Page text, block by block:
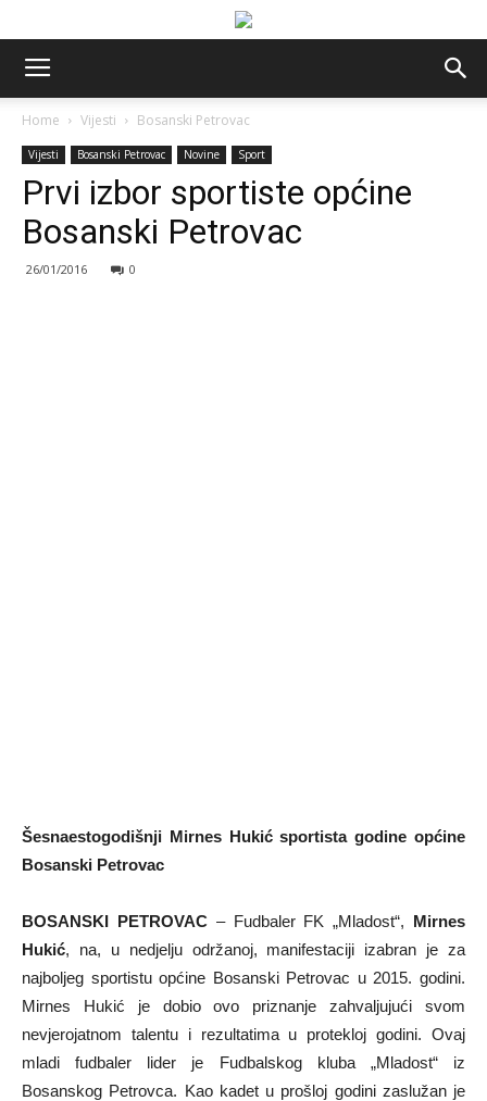
Home Vijesti Bosanski Petrovac
Vijesti Bosanski Petrovac Novine Sport
Prvi izbor sportiste općine
Bosanski Petrovac
26/01/2016 0
Šesnaestogodišnji Mirnes Hukić sportista godine općine
Bosanski Petrovac
BOSANSKI PETROVAC– Fudbaler FK „Mladost“, Mirnes
Hukić, na, u nedjelju održanoj, manifestaciji izabran je za
najboljeg sportistu općine Bosanski Petrovac u 2015. godini.
Mirnes Hukić je dobio ovo priznanje zahvaljujući svom
nevjerojatnom talentu i rezultatima u protekloj godini. Ovaj
mladi fudbaler lider je Fudbalskog kluba „Mladost“ iz
Bosanskog Petrovca. Kao kadet u prošloj godini zaslužan je